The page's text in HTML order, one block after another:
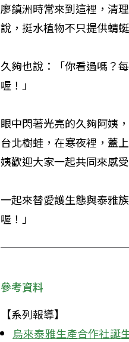
廖鎮洲時常來到這裡，清
說，挺水植物不只提供蜻
久夠也說：「你看過嗎？
喔！」
眼中閃著光亮的久夠阿姨
台北樹蛙，在寒夜裡，蓋
姨歡迎大家一起共同來感
一起來替愛護生態與泰雅
喔！」
參考資料
【系列報導】
烏來泰雅生產合作社誕